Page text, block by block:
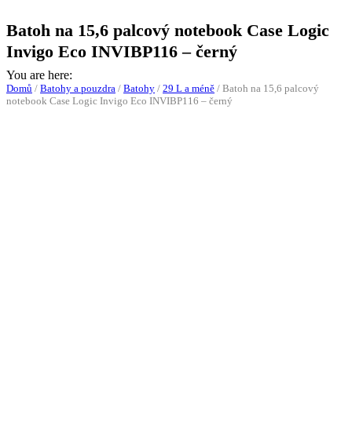
Batoh na 15,6 palcový notebook Case Logic
Invigo Eco INVIBP116 – černý
You are here:
Domů / Batohy a pouzdra / Batohy / 29 L a méně / Batoh na 15,6 palcový
notebook Case Logic Invigo Eco INVIBP116 – černý